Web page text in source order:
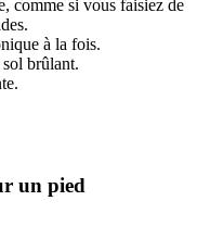
comme si vous faisiez de
à la fois.
brûlant.
un pied